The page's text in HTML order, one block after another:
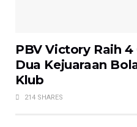
PBV Victory Raih 4
Dua Kejuaraan
Klub
214 SHARES